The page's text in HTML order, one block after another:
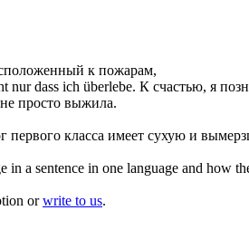
к пожарам,
nur dass ich überlebe. К счастью, я
просто выжила.
первого класса имеет сухую и
a sentence in one language and how
orwrite to us.